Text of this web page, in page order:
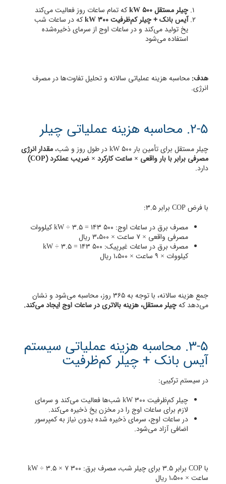
چیلر مستقل ۵۰۰ kW
که تمام ساعات روز فعالیت می‌کند
آیس بانک + چیلر کم‌ظرفیت ۳۰۰ kW
که در ساعات شب
یخ تولید می‌کند و در ساعات اوج از سرمای ذخیره‌شده
استفاده می‌شود
هدف: محاسبه هزینه عملیاتی سالانه و تحلیل تفاوت‌ها در مصرف
انرژی.
2-5. محاسبه هزینه عملیاتی چیلر
چیلر مستقل برای تأمین بار ۵۰۰ kW در طول روز و شب،
مقدار انرژی
مصرفی برابر با بار واقعی × ساعت کارکرد × ضریب عملکرد (COP)
دارد.
با فرض COP برابر 3.5:
مصرف برق در ساعات اوج: ۵۰۰ kW ÷ 3.5 = ۱۴۳ کیلووات
مصرفی واقعی × ۷ ساعت × ۳،۵۰۰ ریال
مصرف برق در ساعات غیرپیک: ۵۰۰ kW ÷ 3.5 = ۱۴۳
کیلووات × ۹ ساعت × ۱،۵۰۰ ریال
جمع هزینه سالانه، با توجه به ۳۶۵ روز، محاسبه می‌شود و نشان
می‌دهد کهچیلر مستقل، هزینه بالاتری در ساعات اوج ایجاد می‌کند.
3-5. محاسبه هزینه عملیاتی سیستم
آیس بانک + چیلر کم‌ظرفیت
در سیستم ترکیبی:
چیلر کم‌ظرفیت ۳۰۰ kW شب‌ها فعالیت می‌کند و سرمای
لازم برای ساعات اوج را در مخزن یخ ذخیره می‌کند.
در ساعات اوج، سرمای ذخیره شده بدون نیاز به کمپرسور
اضافی آزاد می‌شود.
با COP برابر 3.5 برای چیلر شب، مصرف برق: ۳۰۰ kW ÷ 3.5 × ۷
ساعت × ۱،۵۰۰ ریال